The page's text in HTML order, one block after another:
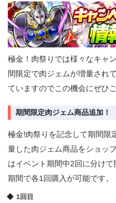
極金！肉祭りでは様々なキャ
間限定で肉ジェムが増量され
ていますのでこの機会にぜひ
期間限定肉ジェム商品追加！
極金!肉祭りを記念して期間限
量した肉ジェム商品をショッ
はイベント期間中2回に分け
期間で各1回購入が可能です。
1回目